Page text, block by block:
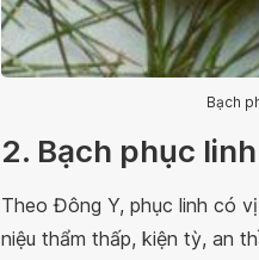
Bạch
2. Bạch phục
Theo Đông Y, phục linh có
niệu thẩm thấp, kiện tỳ, an